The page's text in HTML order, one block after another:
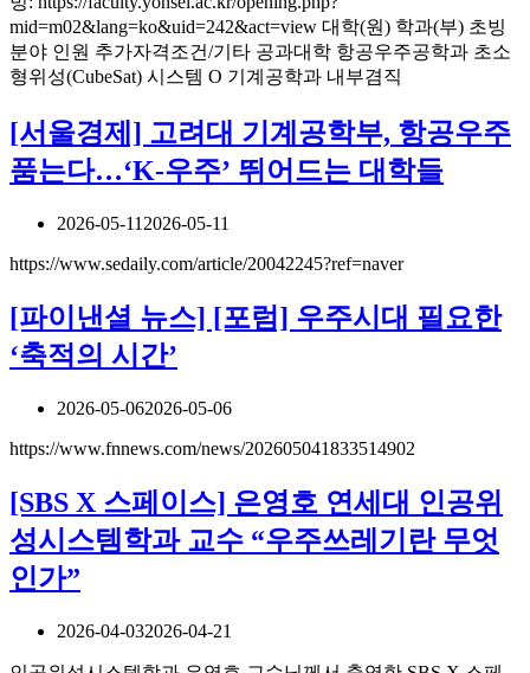
mid=m02&lang=ko&uid=242&act=view 대학(원) 학과(부) 초빙
분야 인원 추가자격조건/기타 공과대학 항공우주공학과 초소
형위성(CubeSat) 시스템 O 기계공학과 내부겸직
[서울경제] 고려대 기계공학부, 항공우주
품는다…‘K-우주’ 뛰어드는 대학들
2026-05-11 2026-05-11
https://www.sedaily.com/article/20042245?ref=naver
[파이낸셜 뉴스] [포럼] 우주시대 필요한
‘축적의 시간’
2026-05-062026-05-06
https://www.fnnews.com/news/202605041833514902
[SBS X 스페이스] 은영호 연세대 인공위
성시스템학과 교수 “우주쓰레기란 무엇
인가”
2026-04-032026-04-21